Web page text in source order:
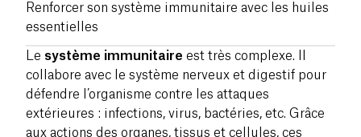
Renforcer son système immunitaire avec les huiles
essentielles
Le système immunitaire est très complexe. Il
collabore avec le système nerveux et digestif pour
défendre l’organisme contre les attaques
extérieures : infections, virus, bactéries, etc. Grâce
aux actions des organes, tissus et cellules, ces